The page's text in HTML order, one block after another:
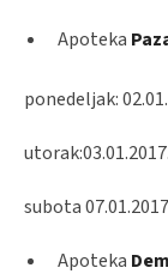
Apoteka
ponedeljak:
subota
Apoteka